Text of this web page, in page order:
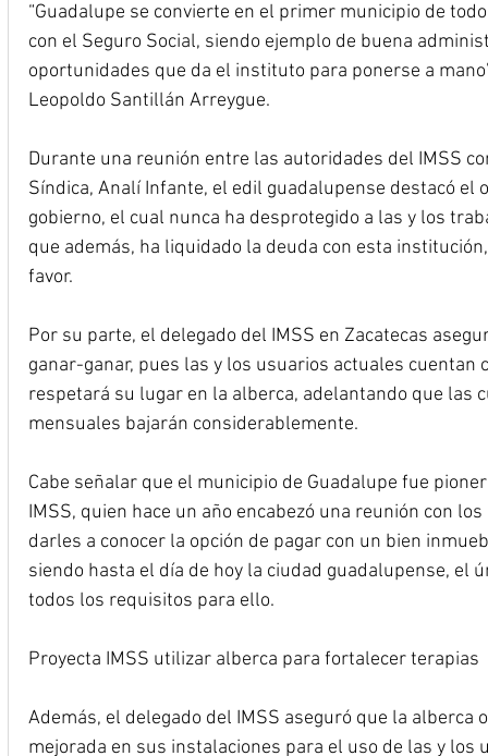
“Guadalupe se convierte en el primer municipio de
con el Seguro Social, siendo ejemplo de buena
oportunidades que da el instituto para ponerse a
Leopoldo Santillán Arreygue.
Durante una reunión entre las autoridades del IMSS
Síndica, Analí Infante, el edil guadalupense destacó
gobierno, el cual nunca ha desprotegido a las y los
que además, ha liquidado la deuda con esta
favor.
Por su parte, el delegado del IMSS en Zacatecas
ganar-ganar, pues las y los usuarios actuales cuentan
respetará su lugar en la alberca, adelantando que las
mensuales bajarán considerablemente.
Cabe señalar que el municipio de Guadalupe fue
IMSS, quien hace un año encabezó una reunión con
darles a conocer la opción de pagar con un bien
siendo hasta el día de hoy la ciudad guadalupense, el
todos los requisitos para ello.
Proyecta IMSS utilizar alberca para fortalecer terapias
Además, el delegado del IMSS aseguró que la
mejorada en sus instalaciones para el uso de las y